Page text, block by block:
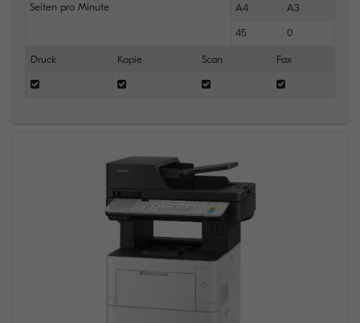
Seiten pro Minute A4 A3
45 0
Druck Kopie Scan Fax